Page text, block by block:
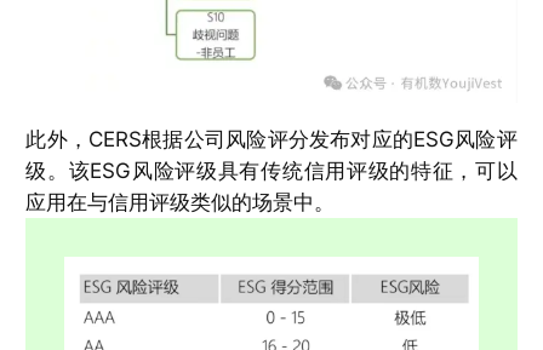
此外，CERS根据公司风险评分发布对应的ESG风险评
级。该ESG风险评级具有传统信用评级的特征，可以
应用在与信用评级类似的场景中。